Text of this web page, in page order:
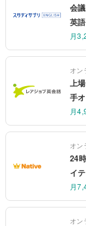
会
英
月
オン
上
手
月
オン
24
イ
月
オン